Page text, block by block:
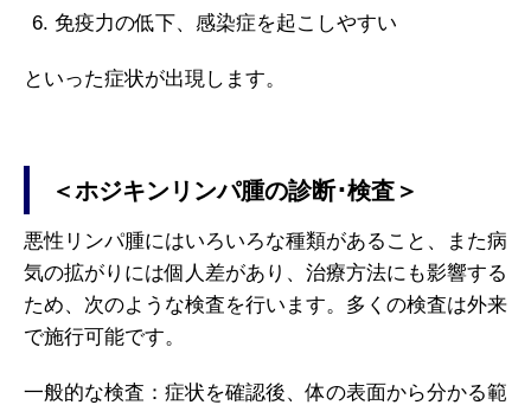
免疫力の低下、感染症を起こしやすい
といった症状が出現します。
＜ホジキンリンパ腫の診断･検査＞
悪性リンパ腫にはいろいろな種類があること、また病
気の拡がりには個人差があり、治療方法にも影響する
ため、次のような検査を行います。多くの検査は外来
で施行可能です。
一般的な検査：症状を確認後、体の表面から分かる範